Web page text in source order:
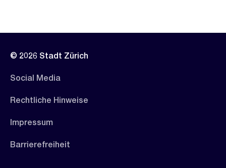
© 2026 Stadt Zürich
Social Media
Rechtliche Hinweise
Impressum
Barrierefreiheit